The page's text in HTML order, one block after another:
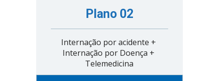
Plano 02
Internação por acidente +
Internação por Doença +
Telemedicina